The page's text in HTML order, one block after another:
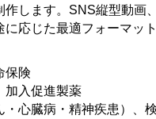
します。SNS縦型動画
応じた最適フォーマッ
保険
加入促進製薬
・心臓病・精神疾患）、